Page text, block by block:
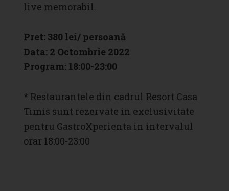
live memorabil.
Pret: 380 lei/ persoană
Data: 2 Octombrie 2022
Program: 18:00-23:00
* Restaurantele din cadrul Resort Casa
Timis sunt rezervate in exclusivitate
pentru GastroXperienta in intervalul
orar 18:00-23:00